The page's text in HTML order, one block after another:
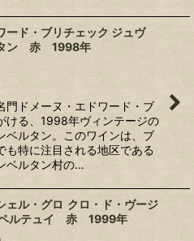
ード・ブリチェック ジュヴ
タン 赤 1998年
門ドメーヌ・エドワード・ブ
ける、1998年ヴィンテージの
ベルタン。このワインは、ブ
も特に注目される地区である
ベルタン村の…
ェル・グロ クロ・ド・ヴージ
ペルテュイ 赤 1999年